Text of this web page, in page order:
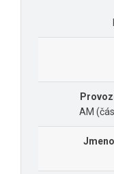
AM